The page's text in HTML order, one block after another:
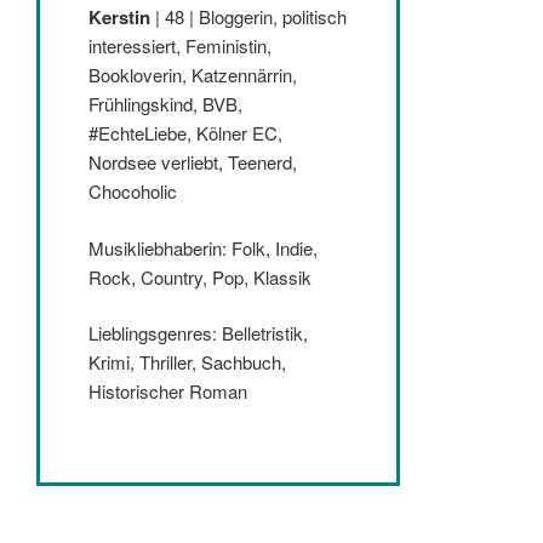
Kerstin | 48 | Bloggerin, politisch
interessiert, Feministin,
Bookloverin, Katzennärrin,
Frühlingskind, BVB,
#EchteLiebe, Kölner EC,
Nordsee verliebt, Teenerd,
Chocoholic
Musikliebhaberin: Folk, Indie,
Rock, Country, Pop, Klassik
Lieblingsgenres: Belletristik,
Krimi, Thriller, Sachbuch,
Historischer Roman